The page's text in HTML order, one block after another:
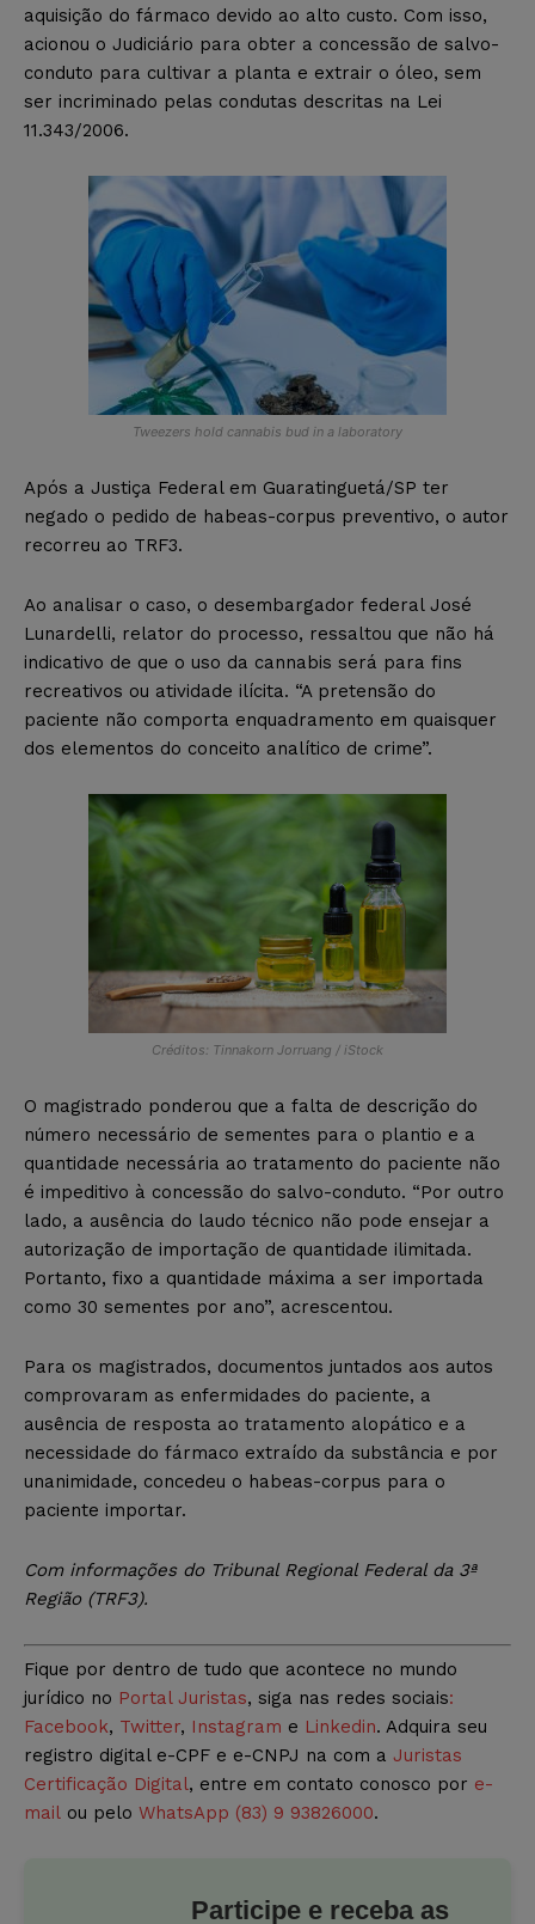
aquisição do fármaco devido ao alto custo. Com isso,
acionou o Judiciário para obter a concessão de salvo-
conduto para cultivar a planta e extrair o óleo, sem
ser incriminado pelas condutas descritas na Lei
11.343/2006.
Tweezers hold cannabis bud in a laboratory
Após a Justiça Federal em Guaratinguetá/SP ter
negado o pedido de habeas-corpus preventivo, o autor
recorreu ao TRF3.
Ao analisar o caso, o desembargador federal José
Lunardelli, relator do processo, ressaltou que não há
indicativo de que o uso da cannabis será para fins
recreativos ou atividade ilícita. “A pretensão do
paciente não comporta enquadramento em quaisquer
dos elementos do conceito analítico de crime”.
Créditos: Tinnakorn Jorruang / iStock
O magistrado ponderou que a falta de descrição do
número necessário de sementes para o plantio e a
quantidade necessária ao tratamento do paciente não
é impeditivo à concessão do salvo-conduto. “Por outro
lado, a ausência do laudo técnico não pode ensejar a
autorização de importação de quantidade ilimitada.
Portanto, fixo a quantidade máxima a ser importada
como 30 sementes por ano”, acrescentou.
Para os magistrados, documentos juntados aos autos
comprovaram as enfermidades do paciente, a
ausência de resposta ao tratamento alopático e a
necessidade do fármaco extraído da substância e por
unanimidade, concedeu o habeas-corpus para o
paciente importar.
Com informações do Tribunal Regional Federal da 3ª
Região (TRF3).
Fique por dentro de tudo que acontece no mundo
jurídico no Portal Juristas, siga nas redes sociais:
Facebook, Twitter, Instagram e Linkedin. Adquira seu
registro digital e-CPF e e-CNPJ na com a Juristas
Certificação Digital, entre em contato conosco por e-
mail ou pelo WhatsApp (83) 9 93826000.
Participe e receba as